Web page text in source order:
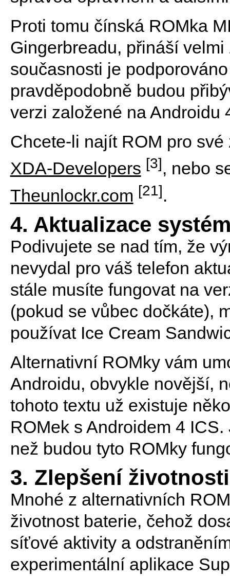
Proti tomu čínská ROMka
Gingerbreadu, přináší
současnosti je
pravděpodobně budou
verzi založené na Androidu
Chcete-li najít ROM pro
XDA-Developers [3], nebo
Theunlockr.com [21].
4. Aktualizace
Podivujete se nad tím, že
nevydal pro váš telefon
stále musíte fungovat na
(pokud se vůbec dočkáte),
používat Ice Cream
Alternativní ROMky vám
Androidu, obvykle novější,
tohoto textu už existuje
ROMek s Androidem 4
než budou tyto ROMky
3. Zlepšení
Mnohé z alternativních
životnost baterie, čehož
síťové aktivity a
experimentální aplikace